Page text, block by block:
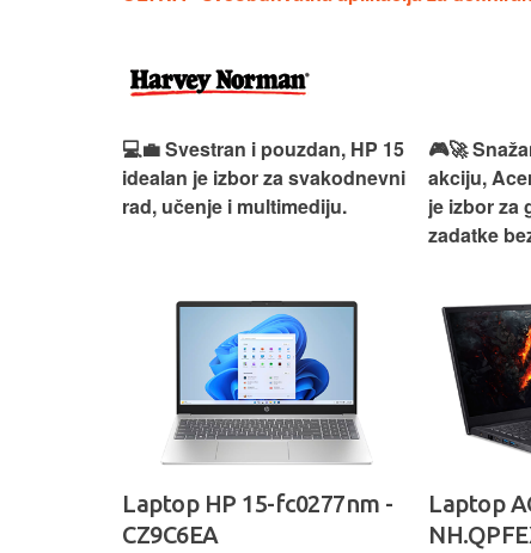
💻💼 Svestran i pouzdan, HP 15
idealan je izbor za svakodnevni
rad, učenje i multimediju.
Laptop HP 15-fc0277nm -
CZ9C6EA
🎮🚀
akciju,
je izbor za
zadatke
Laptop